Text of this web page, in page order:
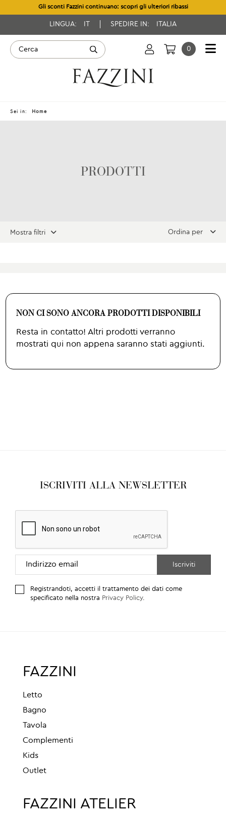
Gli sconti Fazzini continuano: scopri gli ulteriori ribassi
LINGUA: SPEDIRE IN: ITALIA
0
Sei in: Home
PRODOTTI
Mostra filtri Ordina per
NON CI SONO ANCORA PRODOTTI DISPONIBILI
Resta in contatto! Altri prodotti verranno
mostrati qui non appena saranno stati aggiunti.
ISCRIVITI ALLA NEWSLETTER
Registrandoti, accetti il trattamento dei dati come
specificato nella nostra Privacy Policy.
FAZZINI
Letto
Bagno
Tavola
Complementi
Kids
Outlet
FAZZINI ATELIER